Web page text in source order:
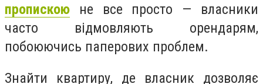
пропискою не все просто — власники
часто відмовляють орендарям,
побоюючись паперових проблем.
Знайти квартиру, де власник дозволяє